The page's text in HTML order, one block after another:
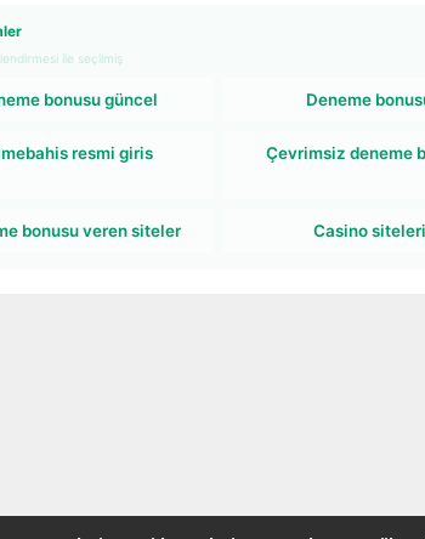
ile seçilmiş
bonusu güncel Deneme
resmi giris Çevrimsiz deneme
bonusu veren siteler Casino siteleri